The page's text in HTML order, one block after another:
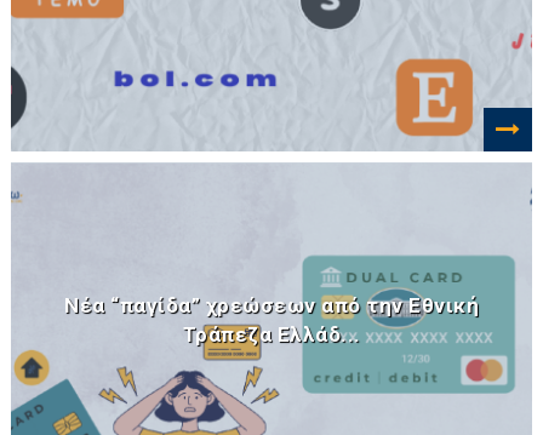
Νέα “παγίδα” χρεώσεων από την Εθνική
Τράπεζα Ελλάδ...